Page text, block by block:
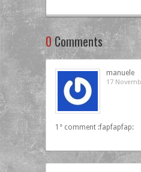
0Comments
manuele
17
1° comment :fapfapfap: